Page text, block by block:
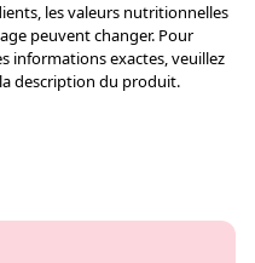
les valeurs nutritionnelles
peuvent changer. Pour
informations exactes, veuillez
description du produit.